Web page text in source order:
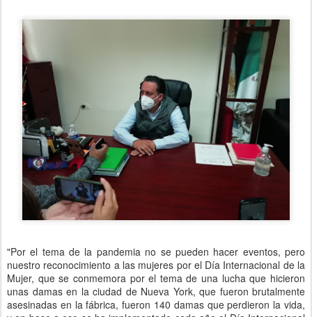
"Por el tema de la pandemia no se pueden hacer eventos, pero
nuestro reconocimiento a las mujeres por el Día Internacional de la
Mujer, que se conmemora por el tema de una lucha que hicieron
unas damas en la ciudad de Nueva York, que fueron brutalmente
asesinadas en la fábrica, fueron 140 damas que perdieron la vida,